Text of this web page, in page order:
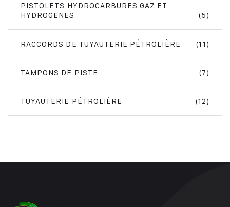
PISTOLETS HYDROCARBURES GAZ ET
HYDROGENES
(5)
RACCORDS DE TUYAUTERIE PÉTROLIÈRE (11)
TAMPONS DE PISTE (7)
TUYAUTERIE PÉTROLIÈRE (12)